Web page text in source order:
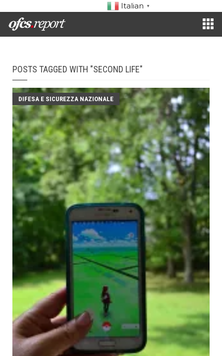
Italian ▼
POSTS TAGGED WITH "SECOND LIFE"
DIFESA E SICUREZZA NAZIONALE